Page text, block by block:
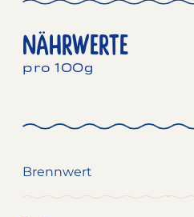
NÄHRWERTE
pro 100g
Brennwert